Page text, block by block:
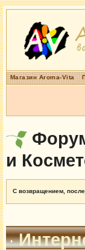
Магазин Aroma-Vita
и
С возвращением,